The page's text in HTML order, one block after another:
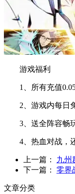
游戏福利
1、所有充值
2、游戏内每日免
3、送全阵容畅
4、热血对战，还
上一篇：
九州
下一篇：
零界
文章分类